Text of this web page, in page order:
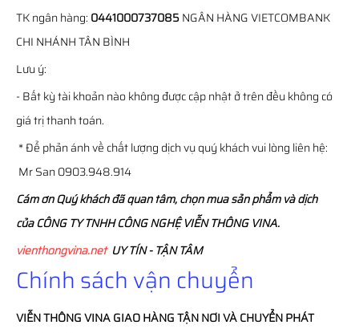
TK ngân hàng: 0441000737085NGÂN HÀNG VIETCOMBANK
CHI NHÁNH TÂN BÌNH
Lưu ý:
- Bất kỳ tài khoản nào không được cập nhật ở trên đều không có
giá trị thanh toán.
* Để phản ánh về chất lượng dịch vụ quý khách vui lòng liên hệ:
Mr San 0903.948.914
Cám ơn Quý khách đã quan tâm, chọn mua sản phẩm và dịch
của CÔNG TY TNHH CÔNG NGHỆ VIỄN THÔNG VINA.
vienthongvina.netUY TÍN - TẬN TÂM
Chính sách vận chuyển
VIỄN THÔNGVINAGIAO HÀNG TẬN NƠI VÀ CHUYỂN PHÁT